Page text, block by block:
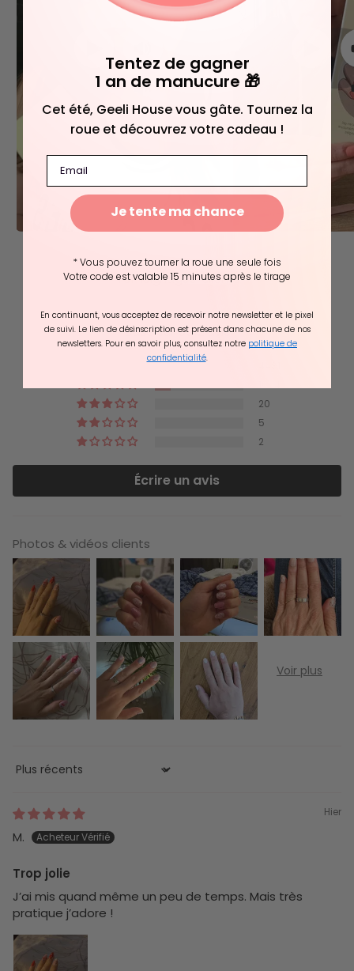
Témoignagesclients
4.81 sur 5
Basé sur 5512 avis
20
5
2
Écrire un avis
Photos & vidéos clients
Sort by
Hier
M.
Trop jolie
J’ai mis quand même un peu de temps. Mais très
pratique j’adore !
Tentez de gagner
1 an de manucure 🎁
Cet été, Geeli House vous gâte. Tournez la
roue et découvrez votre cadeau !
Email
Je tente ma chance
* Vous pouvez tourner la roue une seule fois
Votre code est valable 15 minutes après le tirage
En continuant, vous acceptez de recevoir notre newsletter et le pixel
de suivi. Le lien de désinscription est présent dans chacune de nos
newsletters. Pour en savoir plus, consultez notre politique de
confidentialité.